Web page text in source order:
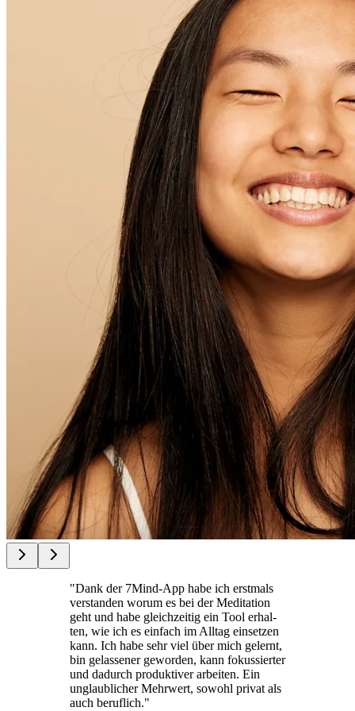
"Dank der 7Mind-App habe ich erst­mals
ver­stan­den worum es bei der Medi­ta­tion
geht und habe gleich­zei­tig ein Tool erhal­
ten, wie ich es ein­fach im Alltag ein­set­zen
kann. Ich habe sehr viel über mich gelernt,
bin gelas­se­ner gewor­den, kann fokus­sier­ter
und dadurch pro­duk­ti­ver arbei­ten. Ein
unglaub­li­cher Mehr­wert, sowohl privat als
auch beruf­lich."